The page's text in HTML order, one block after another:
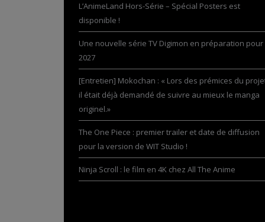
L’AnimeLand Hors-Série – Spécial Posters est
disponible !
Une nouvelle série TV Digimon en préparation pour
2027
[Entretien] Mokochan : « Lors des prémices du
il était déjà demandé de suivre au mieux le manga
originel.»
The One Piece : premier trailer et date de diffusion
pour la version de WIT Studio !
Ninja Scroll : le film en 4K chez All The Anime